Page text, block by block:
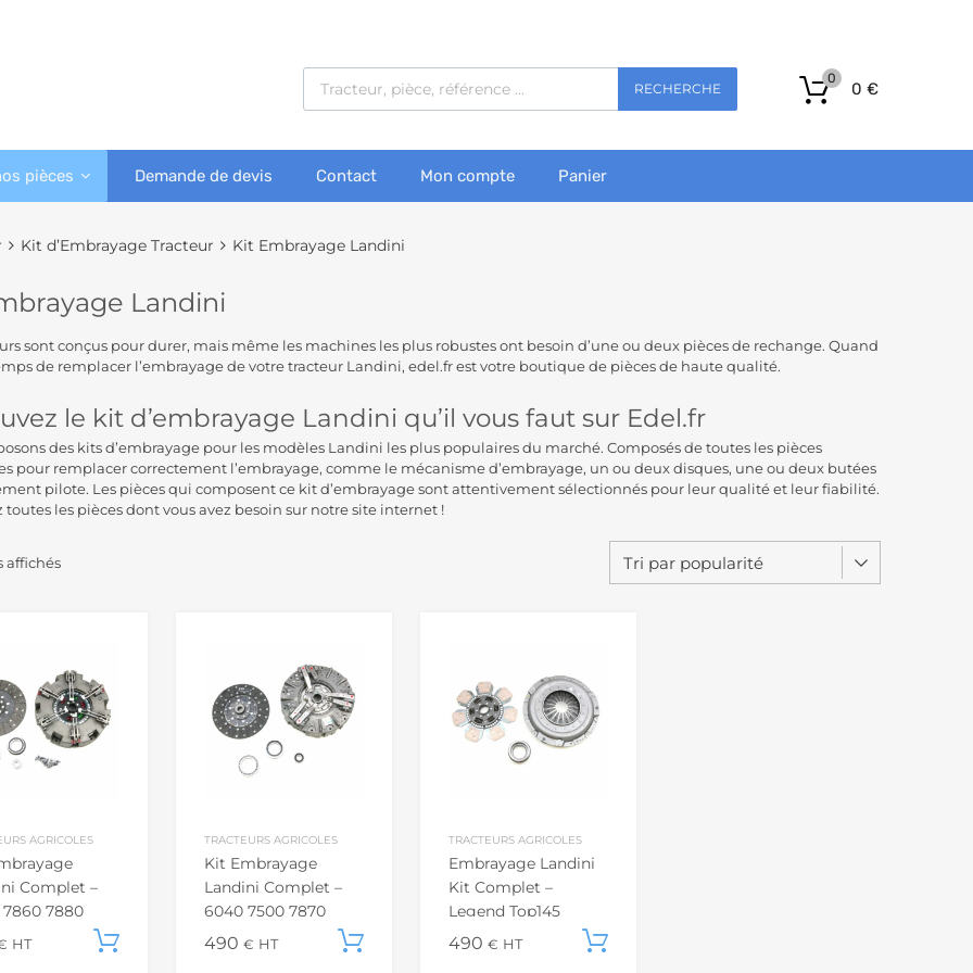
RECHERCHE 0 €
0
pièces Demande de devis Contact Mon compte Panier
Kit d’Embrayage Tracteur Kit Embrayage Landini
Landini
sont conçus pour durer, mais même les machines les plus robustes ont besoin d’une ou deux pièces de rechange. Quand
de remplacer l’embrayage de votre tracteur Landini, edel.fr est votre boutique de pièces de haute qualité.
le kit d’embrayage Landini qu’il vous faut sur Edel.fr
des kits d’embrayage pour les modèles Landini les plus populaires du marché. Composés de toutes les pièces
pour remplacer correctement l’embrayage, comme le mécanisme d’embrayage, un ou deux disques, une ou deux butées
pilote. Les pièces qui composent ce kit d’embrayage sont attentivement sélectionnés pour leur qualité et leur fiabilité.
toutes les pièces dont vous avez besoin sur notre site internet !
affichés
AGRICOLES
Complet –
7880
8880
HT Ajouter au panier
TRACTEURS AGRICOLES
Kit Embrayage
Landini Complet –
6040 7500 7870
6530 6880 8860
490 € HT Ajouter au panier
TRACTEURS AGRICOLES
Embrayage Landini
Kit Complet –
Legend Top145
Legend Top165
490 € HT